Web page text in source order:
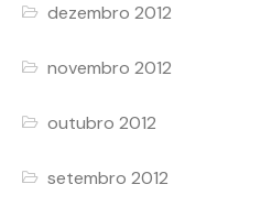
dezembro 2012
novembro 2012
outubro 2012
setembro 2012